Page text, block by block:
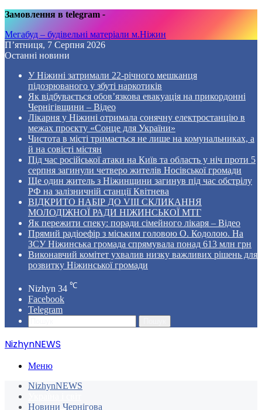
Замовлення в telegram -
Мегабуд – будівельні матеріали м.Ніжин
П’ятниця, 7 Серпня 2026
Останні новини
У Ніжині затримали 22-річного мешканця
підозрюваного у збуті наркотиків
Як відбувається обов’язкова евакуація на прикордонні
Чернігівщини – Відео
Лікарня у Ніжині отримала сонячну електростанцію в
межах проєкту «Сонце для України»
Чистота в місті тримається не лише на комунальниках, а
й на совісті містян
Під час російської атаки на Київ та область у ніч проти 5
серпня загинули четверо жителів Носівської громади
Ще один житель з Ніжинщини загинув під час обстрілу
РФ на залізничній станції Квітнева
ВІДКРИТО НАБІР ДО VIII СКЛИКАННЯ
МОЛОДІЖНОЇ РАДИ НІЖИНСЬКОЇ МТГ
Як пережити спеку: поради сімейного лікаря – Відео
Прямий радіоефір з міським головою О. Кодолою. На
ЗСУ Ніжинська громада спрямувала понад 613 млн грн
Виконавчий комітет ухвалив низку важливих рішень для
розвитку Ніжинської громади
Nizhyn 34 ℃
Facebook
Telegram
NizhynNEWS
Меню
NizhynNEWS
Новини Чернігова